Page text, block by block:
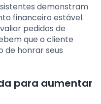
demonstram
financeiro estável.
pedidos de
que o cliente
de honrar seus
para aumentar